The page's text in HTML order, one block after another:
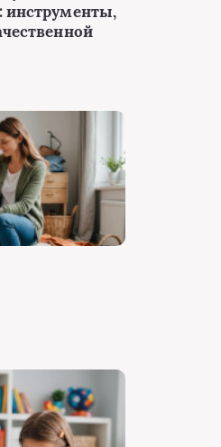
инструменты,